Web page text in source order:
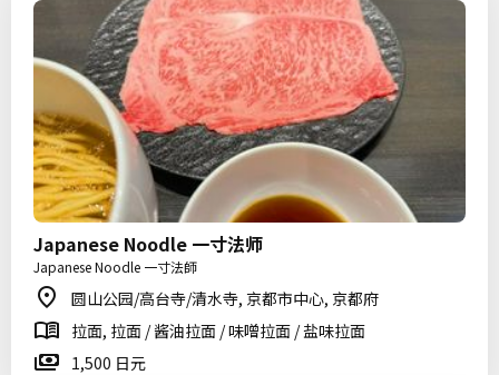
Japanese Noodle 一寸法师
Japanese Noodle 一寸法師
圆山公园/高台寺/清水寺, 京都市中心, 京都府
拉面, 拉面 / 酱油拉面 / 味噌拉面 / 盐味拉面
1,500 日元